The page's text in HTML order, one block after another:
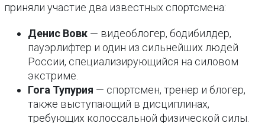
приняли участие два известных спортсмена:
Денис Вовк — видеоблогер, бодибилдер,
пауэрлифтер и один из сильнейших людей
России, специализирующийся на силовом
экстриме.
Гога Тупурия — спортсмен, тренер и блогер,
также выступающий в дисциплинах,
требующих колоссальной физической силы.